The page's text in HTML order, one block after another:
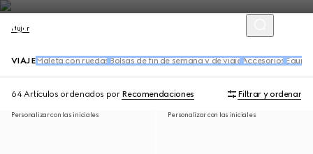
Mujer
VIAJE Maleta con ruedas Bolsas de fin de semana y de viaje Accesorios
64 Artículos ordenados por Recomendaciones Filtrar y ordenar
Personalizar con las iniciales Personalizar con las iniciales